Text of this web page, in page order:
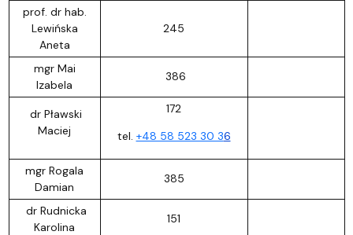
prof. dr hab.
Lewińska
Aneta
245
mgr Mai
Izabela
386
dr Pławski
Maciej
172
tel. +48 58 523 30 36
mgr Rogala
Damian
385
dr Rudnicka
Karolina
151